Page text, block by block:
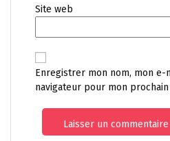
Site web
Enregistrer mon nom, mon
navigateur pour mon